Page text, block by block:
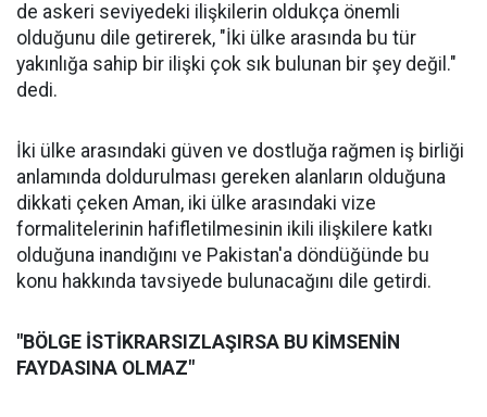
de askeri seviyedeki ilişkilerin oldukça önemli
olduğunu dile getirerek, "İki ülke arasında bu tür
yakınlığa sahip bir ilişki çok sık bulunan bir şey değil."
dedi.
İki ülke arasındaki güven ve dostluğa rağmen iş birliği
anlamında doldurulması gereken alanların olduğuna
dikkati çeken Aman, iki ülke arasındaki vize
formalitelerinin hafifletilmesinin ikili ilişkilere katkı
olduğuna inandığını ve Pakistan'a döndüğünde bu
konu hakkında tavsiyede bulunacağını dile getirdi.
"BÖLGE İSTİKRARSIZLAŞIRSA BU KİMSENİN
FAYDASINA OLMAZ"